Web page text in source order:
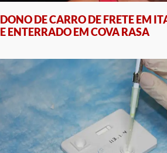
DONO DE CARRO DE FRETE EM
E ENTERRADO EM COVA RASA